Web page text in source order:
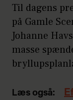
Til dagens
på Gamle
Johanne
masse
Læs også: